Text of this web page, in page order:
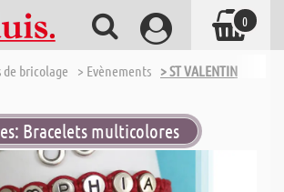
de bricolage > Evènements > ST VALENTIN
Bracelets multicolores
0